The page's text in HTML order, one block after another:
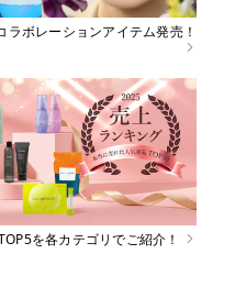
ラボレーションアイテム発売！
を各カテゴリでご紹介！